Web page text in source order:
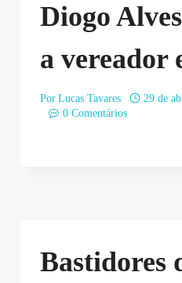
Diogo
a vereador
Por Lucas Tavares
29 de
0 Comentários
Bastidores